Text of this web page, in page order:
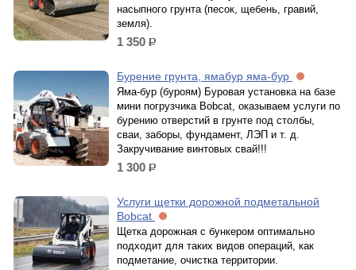
насыпного грунта (песок, щебень, гравий,
земля).
1 350 р.
Бурение грунта, ямабур яма-бур
Яма-бур (буроям) Буровая установка на базе
мини погрузчика Bobcat, оказываем услуги по
бурению отверстий в грунте под столбы,
сваи, заборы, фундамент, ЛЭП и т. д.
Закручивание винтовых свай!!!
1 300 р.
Услуги щетки дорожной подметальной
Bobcat
Щетка дорожная с бункером оптимально
подходит для таких видов операций, как
подметание, очистка территории.